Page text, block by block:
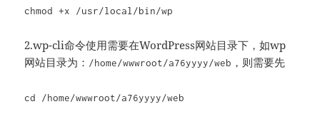
chmod +x /usr/local/bin/wp
2.wp-cli命令使用需要在WordPress网站目录下，如wp
网站目录为： /home/wwwroot/a76yyyy/web ，则需要先
cd /home/wwwroot/a76yyyy/web